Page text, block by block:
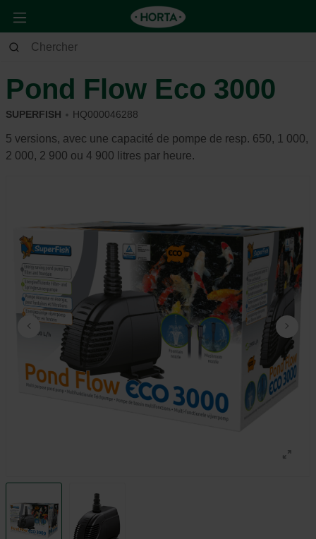
Jardin Étang
Pond Flow Eco 3000
SUPERFISH HQ000046288
5 versions, avec une capacité de pompe de resp. 650, 1 000,
2 000, 2 900 ou 4 900 litres par heure.